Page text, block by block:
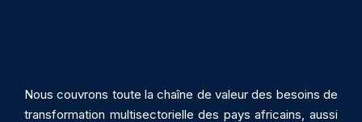
Nous couvrons toute la chaîne de valeur des besoins de
transformation multisectorielle des pays africains, aussi